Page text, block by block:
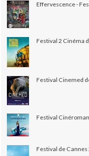
Effervescence -
Festival 2 Cinéma
Festival Cinemed
Festival
Festival de Cannes